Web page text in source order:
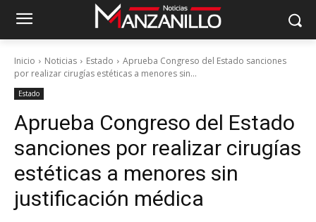
Inicio Noticias Estado
Aprueba Congreso del Estado sanciones
por realizar cirugías estéticas a menores sin...
Estado
Aprueba Congreso del Estado
sanciones por realizar cirugías
estéticas a menores sin
justificación médica